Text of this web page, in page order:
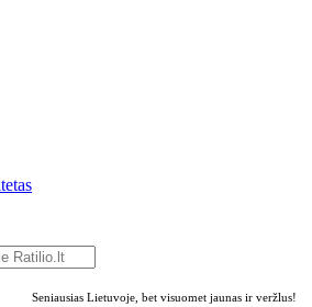
Seniausias Lietuvoje, bet visuomet jaunas ir veržlus!